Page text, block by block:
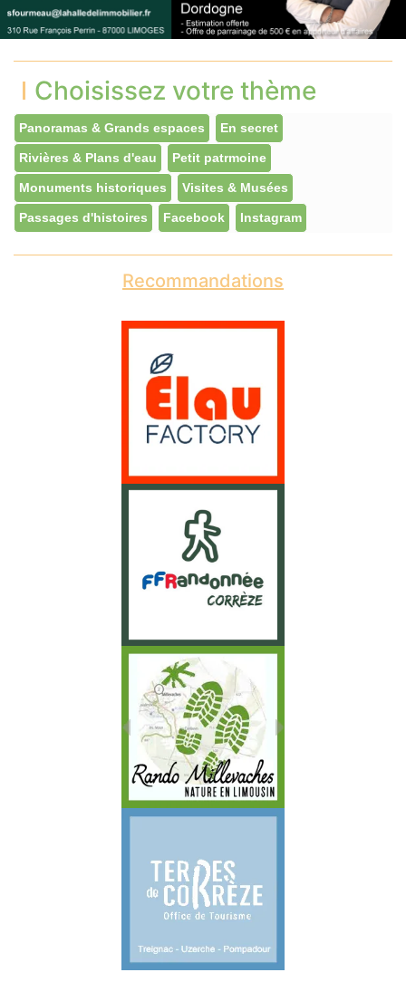
Choisissez votre thème
Panoramas & Grands espaces En secret
Rivières & Plans d'eau Petit patrmoine
Monuments historiques Visites & Musées
Passages d'histoires Facebook Instagram
Recommandations